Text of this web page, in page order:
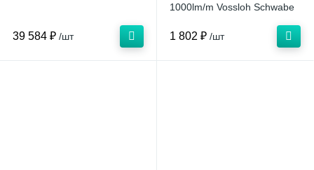
39 584 ₽ /шт
1000lm/m Vossloh Schwabe
1 802 ₽ /шт